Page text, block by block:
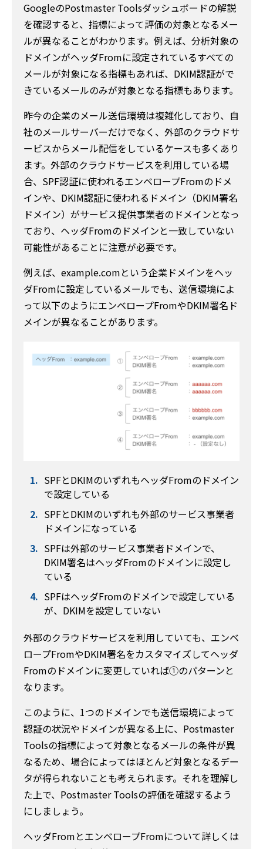
GoogleのPostmaster Toolsダッシュボードの解説
を確認すると、指標によって評価の対象となるメー
ルが異なることがわかります。例えば、分析対象の
ドメインがヘッダFromに設定されているすべての
メールが対象になる指標もあれば、DKIM認証がで
きているメールのみが対象となる指標もあります。
昨今の企業のメール送信環境は複雑化しており、自
社のメールサーバーだけでなく、外部のクラウドサ
ービスからメール配信をしているケースも多くあり
ます。外部のクラウドサービスを利用している場
合、SPF認証に使われるエンベロープFromのドメ
インや、DKIM認証に使われるドメイン（DKIM署名
ドメイン）がサービス提供事業者のドメインとなっ
ており、ヘッダFromのドメインと一致していない
可能性があることに注意が必要です。
例えば、example.comという企業ドメインをヘッ
ダFromに設定しているメールでも、送信環境によ
って以下のようにエンベロープFromやDKIM署名ド
メインが異なることがあります。
SPFとDKIMのいずれもヘッダFromのドメイン
で設定している
SPFとDKIMのいずれも外部のサービス事業者
ドメインになっている
SPFは外部のサービス事業者ドメインで、
DKIM署名はヘッダFromのドメインに設定し
ている
SPFはヘッダFromのドメインで設定している
が、DKIMを設定していない
外部のクラウドサービスを利用していても、エンベ
ロープFromやDKIM署名をカスタマイズしてヘッダ
Fromのドメインに変更していれば①のパターンと
なります。
このように、1つのドメインでも送信環境によって
認証の状況やドメインが異なる上に、Postmaster
Toolsの指標によって対象となるメールの条件が異
なるため、場合によってはほとんど対象となるデー
タが得られないことも考えられます。それを理解し
た上で、Postmaster Toolsの評価を確認するよう
にしましょう。
ヘッダFromとエンベロープFromについて詳しくは